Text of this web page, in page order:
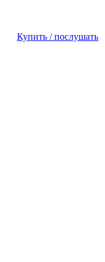
Купить / послушать